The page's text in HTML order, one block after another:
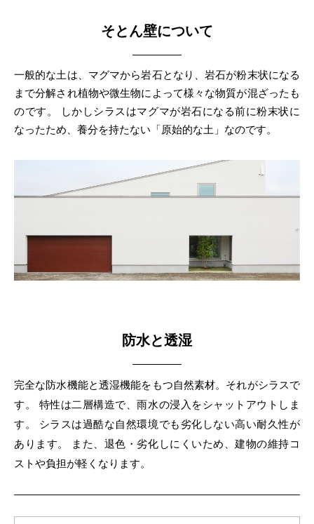
そとん壁について
一般的な土は、マグマから岩石となり、岩石が粉末状になる
まで分解され植物や微生物によって様々な物質が混ざったも
のです。
しかしシラスはマグマが岩石になる前に粉末状に
なったため、養分を持たない「原始的な土」なのです。
防水と透湿
完全な防水機能と透湿機能をもつ自然素材。それがシラスで
す。
特性は二層構造で、雨水の浸入をシャットアウトしま
す。
シラスは過酷な自然環境でも劣化しない高い耐久性が
あります。
また、退色・劣化しにくいため、建物の維持コ
ストや負担が軽くなります。